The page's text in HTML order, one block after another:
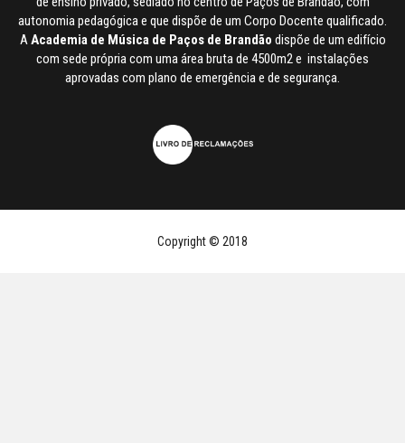
autonomia pedagógica e que dispõe de um Corpo Docente qualificado.
AAcademia de Música de Paços de Brandão dispõe de um edifício
com sede própria com uma área bruta de 4500m2 e instalações
aprovadas com plano de emergência e de segurança.
Copyright © 2018